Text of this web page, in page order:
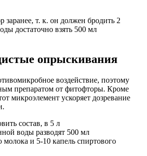
заранее, т. к. он должен бродить 2
достаточно взять 500 мл
опрыскивания
воздействие, поэтому
препаратом от фитофторы. Кроме
микроэлемент ускоряет дозревание
состав, в 5 л
воды разводят 500 мл
молока и 5-10 капель спиртового